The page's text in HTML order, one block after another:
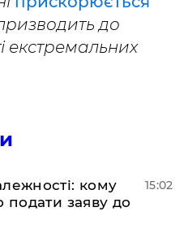
до
екстремальних
кому
подати заяву до
15:02